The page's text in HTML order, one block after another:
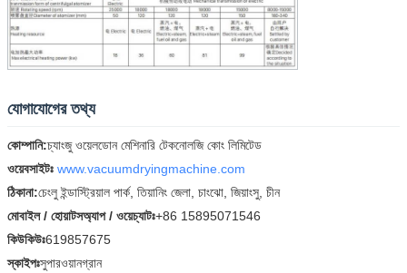
যোগাযোগের তথ্য
কোম্পানি:চ্যাংজু ওয়েলডোন মেশিনারি টেকনোলজি কোং লিমিটেড
ওয়েবসাইটঃ www.vacuumdryingmachine.com
ঠিকানা:চেংলু ইন্ডাস্ট্রিয়াল পার্ক, তিয়ানিং জেলা, চাংঝো, জিয়াংসু, চীন
মোবাইল / হোয়াটসঅ্যাপ / ওয়েচ্যাটঃ+86 15895071546
কিউকিউঃ619857675
স্কাইপঃসুপারওয়ানগ্রান